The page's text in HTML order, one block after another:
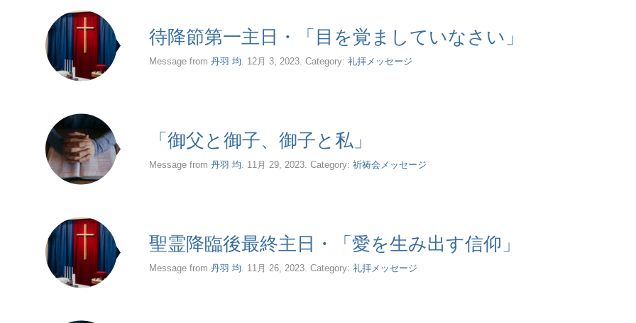
待降節第一主日・「目を覚ましていなさい」
Message from 丹羽 均. 12月 3, 2023. Category: 礼拝メッセージ
「御父と御子、御子と私」
Message from 丹羽 均. 11月 29, 2023. Category: 祈祷会メッセージ
聖霊降臨後最終主日・「愛を生み出す信仰」
Message from 丹羽 均. 11月 26, 2023. Category: 礼拝メッセージ